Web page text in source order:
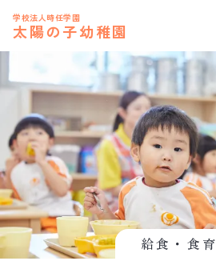
学校法人時任学園
太陽の子幼稚園
給食・食育